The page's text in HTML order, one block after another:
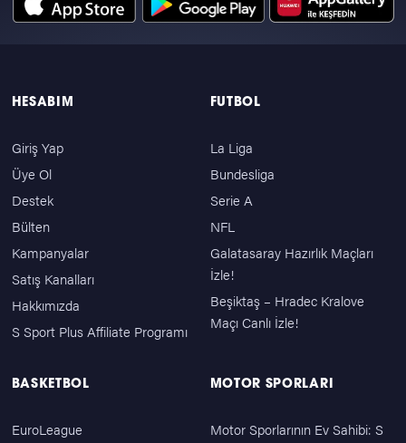
HESABIM
Giriş Yap
Üye Ol
Destek
Bülten
Kampanyalar
Satış Kanalları
Hakkımızda
S Sport Plus Affiliate Programı
FUTBOL
La Liga
Bundesliga
Serie A
NFL
Galatasaray Hazırlık Maçları
İzle!
Beşiktaş – Hradec Kralove
Maçı Canlı İzle!
BASKETBOL
EuroLeague
MOTOR SPORLARI
Motor Sporlarının Ev Sahibi: S